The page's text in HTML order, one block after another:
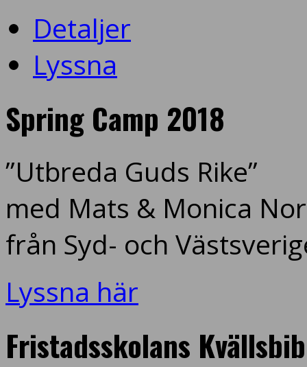
Detaljer
Lyssna
Spring Camp 2018
”Utbreda Guds Rike”
med Mats & Monica
från Syd- och
Lyssna här
Fristadsskolans